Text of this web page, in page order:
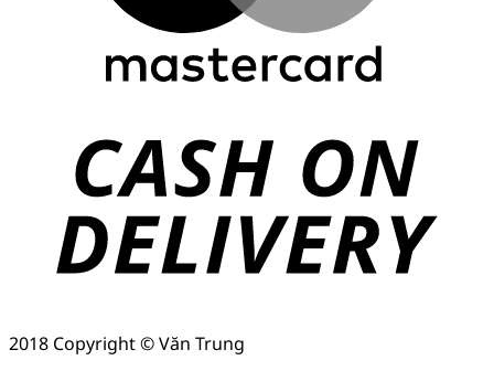
2018 Copyright © Văn Trung